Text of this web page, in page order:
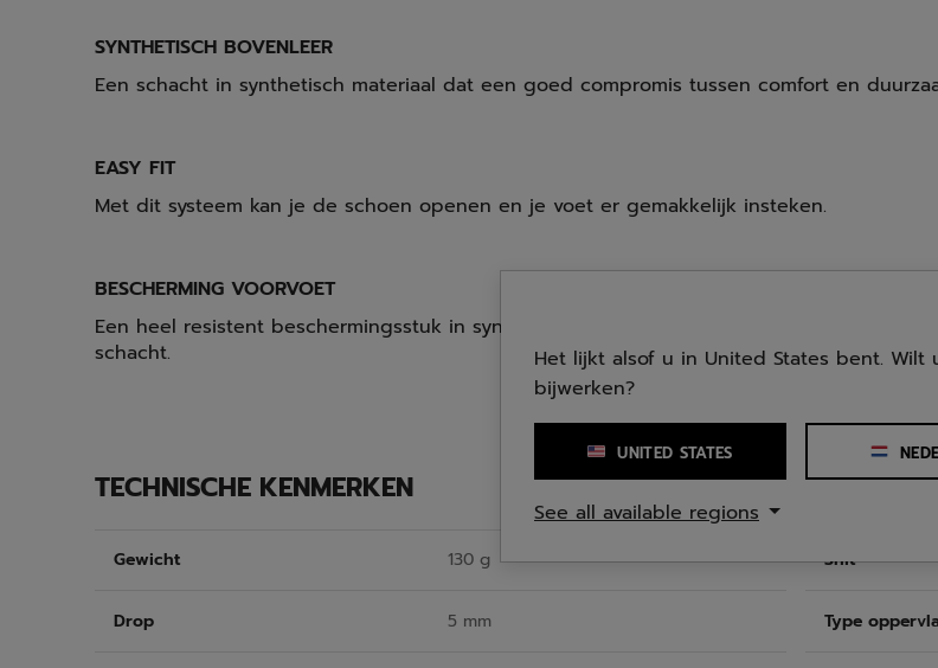
SYNTHETISCH BOVENLEER
Een schacht in synthetisch materiaal dat een goed compromis tussen comfort en
EASY FIT
Met dit systeem kan je de schoen openen en je voet er gemakkelijk insteken.
BESCHERMING VOORVOET
Een heel resistent beschermingsstuk in synthetisch materiaal dat de voorvoet omhult
schacht.
TECHNISCHE KENMERKEN
Gewicht 130 g Snit
Drop 5 mm Type
Het lijkt alsof u in United States bent. Wilt
bijwerken?
UNITED STATES
See all available regions